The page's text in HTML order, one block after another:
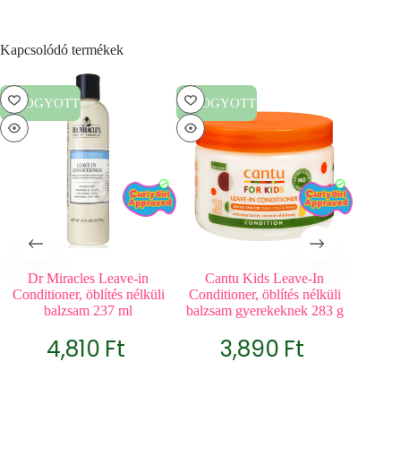
Kapcsolódó termékek
ELFOGYOTT
Dr Miracles Leave-in
Conditioner, öblítés nélküli
balzsam 237 ml
4,810 Ft
ELFOGYOTT
Cantu Kids Leave-In
Conditioner, öblítés nélküli
balzsam gyerekeknek 283 g
3,890 Ft